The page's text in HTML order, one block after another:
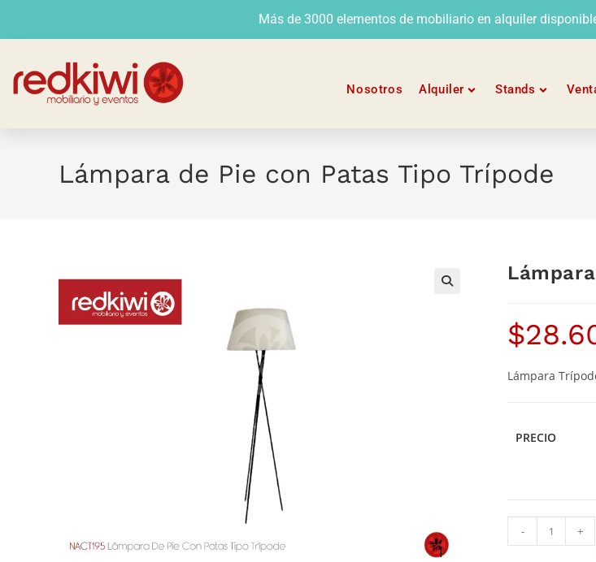
Más de 3000 elementos de mobiliario en alquiler
Nosotros Alquiler Stands
Lámpara de Pie con Patas Tipo Trípode
$
Lámpara
PRECIO
- +